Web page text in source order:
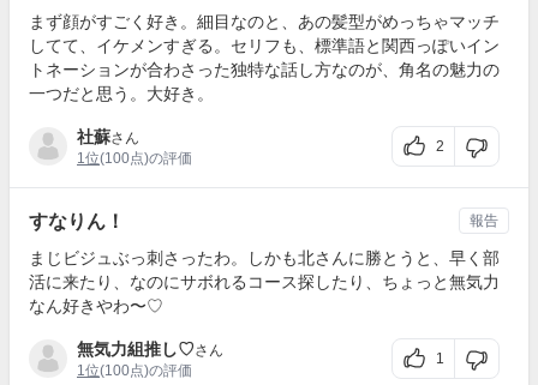
まず顔がすごく好き。細目なのと、あの髪型がめっちゃマッチ
してて、イケメンすぎる。セリフも、標準語と関西っぽいイン
トネーションが合わさった独特な話し方なのが、角名の魅力の
一つだと思う。大好き。
社蘇さん
1位(100点)の評価
2
すなりん！
まじビジュぶっ刺さったわ。しかも北さんに勝とうと、早く部
活に来たり、なのにサボれるコース探したり、ちょっと無気力
なん好きやわ〜♡
無気力組推し♡さん
1位(100点)の評価
1
報告